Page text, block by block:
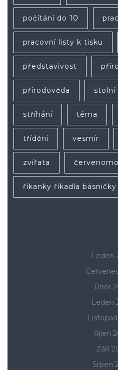
počítání do 10
pracovní listy k tisku
představivost
přírodověda stolní
stříhání téma
třídění vesmír
zvířata
říkanky říkadla básničky
Leden
Únor
Leden
Říjen
Září
Srpen